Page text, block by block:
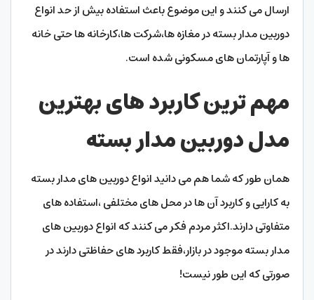
ارسال می کنند و این موضوع باعث استفاده بیش از حد انواع
دوربین مدار بسته در مغازه ها،شرکت ها،کارخانه ها حتی خانه
ها و آپارتمان های مسکونی شده است.
مهم ترین کاربرد های بهترین
مدل دوربین مدار بسته
همان طور که شما هم می دانید انواع دوربین های مدار بسته
به کارایی و کاربرد آن ها در محل های مختلفی ،استفاده های
متفاوتی دارند.اکثر مردم فکر می کنند که انواع دوربین های
مدار بسته موجود در بازار،فقط کاربرد های حفاظتی دارند در
صورتی که این طور نیست!